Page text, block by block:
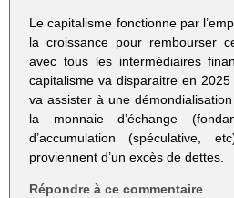
Le capitalisme fonctionne par
la croissance pour rembourser
avec tous les intermédiaires
capitalisme va disparaitre en
va assister à une
la monnaie d’échange
d’accumulation (spéculative,
proviennent d’un excès de dettes.
Répondre à ce commentaire